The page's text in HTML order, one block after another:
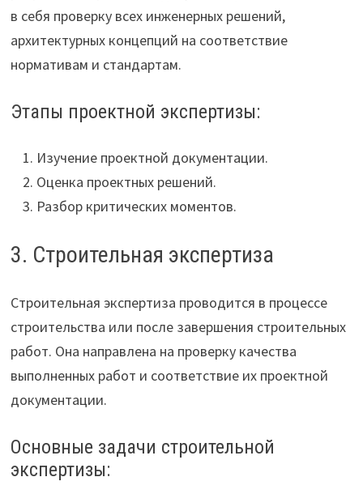
в себя проверку всех инженерных решений,
архитектурных концепций на соответствие
нормативам и стандартам.
Этапы проектной экспертизы:
Изучение проектной документации.
Оценка проектных решений.
Разбор критических моментов.
3. Строительная экспертиза
Строительная экспертиза проводится в процессе
строительства или после завершения строительных
работ. Она направлена на проверку качества
выполненных работ и соответствие их проектной
документации.
Основные задачи строительной
экспертизы: